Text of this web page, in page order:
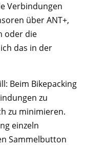
Verbindungen
über ANT+,
oder die
das in der
Beim Bikepacking
zu
zu minimieren.
einzeln
Sammelbutton